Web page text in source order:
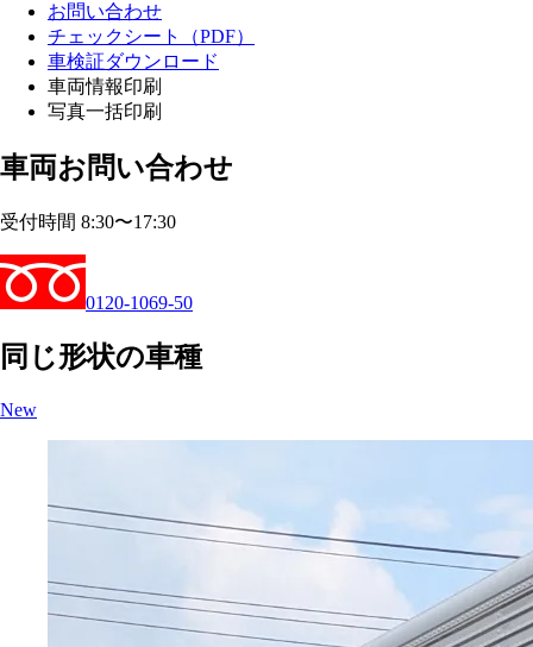
お問い合わせ
チェックシート（PDF）
車検証ダウンロード
車両情報印刷
写真一括印刷
車両お問い合わせ
受付時間 8:30〜17:30
0120-1069-50
同じ形状の車種
New